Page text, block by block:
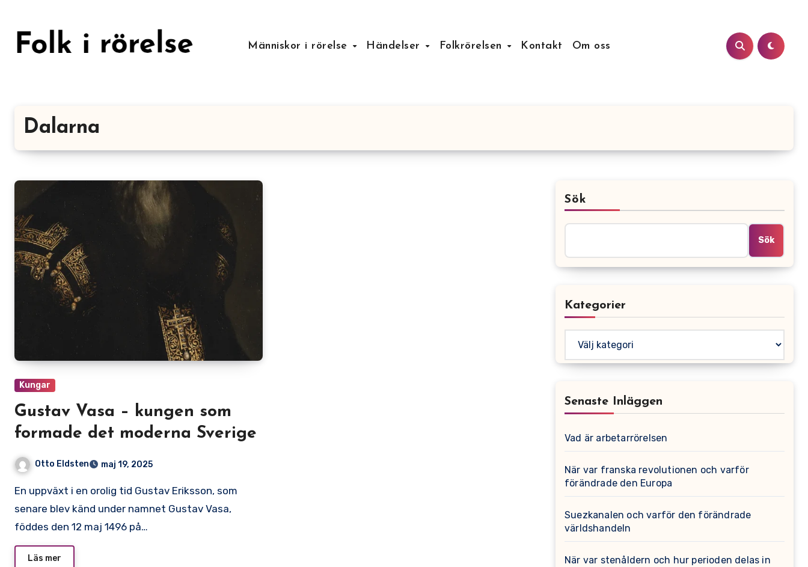
innehåll
Människor i rörelse Händelser Folkrörelsen Kontakt Om oss
Dalarna
Kungar
Gustav Vasa – kungen som
formade det moderna Sverige
Otto Eldsten maj 19, 2025
En uppväxt i en orolig tid Gustav Eriksson, som
senare blev känd under namnet Gustav Vasa,
föddes den 12 maj 1496 på…
Läs mer
Sök
Sök
Kategorier
Senaste Inläggen
Vad är arbetarrörelsen
När var franska revolutionen och varför
förändrade den Europa
Suezkanalen och varför den förändrade
världshandeln
När var stenåldern och hur perioden delas in